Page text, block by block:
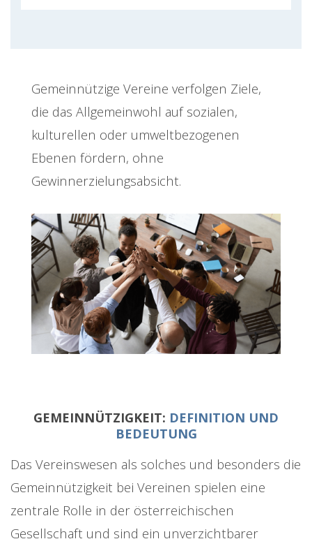
Gemeinnützige Vereine verfolgen Ziele,
die das Allgemeinwohl auf sozialen,
kulturellen oder umweltbezogenen
Ebenen fördern, ohne
Gewinnerzielungsabsicht.
GEMEINNÜTZIGKEIT: DEFINITION UND
BEDEUTUNG
Das Vereinswesen als solches und besonders die
Gemeinnützigkeit bei Vereinen spielen eine
zentrale Rolle in der österreichischen
Gesellschaft und sind ein unverzichtbarer